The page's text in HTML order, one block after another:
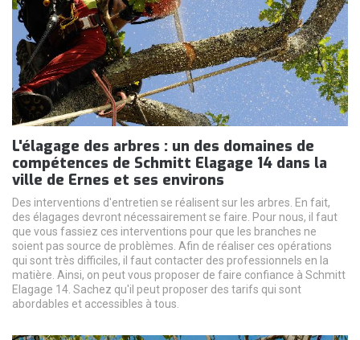
L'élagage des arbres : un des domaines de
compétences de Schmitt Elagage 14 dans la
ville de Ernes et ses environs
Des interventions d'entretien se réalisent sur les arbres. En fait,
des élagages devront nécessairement se faire. Pour nous, il faut
que vous fassiez ces interventions pour que les branches ne
soient pas source de problèmes. Afin de réaliser ces opérations
qui sont très difficiles, il faut contacter des professionnels en la
matière. Ainsi, on peut vous proposer de faire confiance à Schmitt
Elagage 14. Sachez qu'il peut proposer des tarifs qui sont
abordables et accessibles à tous.